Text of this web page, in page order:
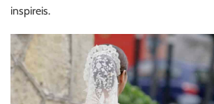
inspireis.